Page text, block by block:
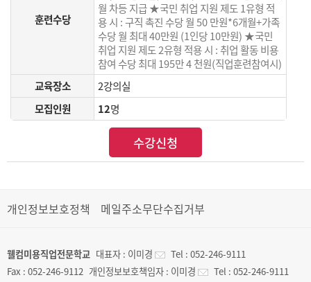
훈련수당
월 차등 지급 ★국민 취업 지원 제도 1유형 적
용 시 : 구직 촉진 수당 월 50 만원*6개월+가족
수당 월 최대 40만원 (1인당 10만원) ★국민
취업 지원 제도 2유형 적용 시 : 취업 활동 비용
참여 수당 최대 195만 4 천원(직업훈련참여시)
교육장소
2강의실
모집인원
12명
수강신청
개인정보보호정책 메일주소무단수집거부
웰컴미용직업전문학교 대표자 : 이미경 Tel : 052-246-9111
Fax : 052-246-9112 개인정보보호책임자 : 이미경 Tel : 052-246-9111